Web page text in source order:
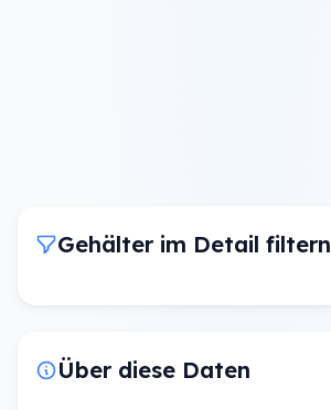
Gehälter im Detail filtern
Über diese Daten